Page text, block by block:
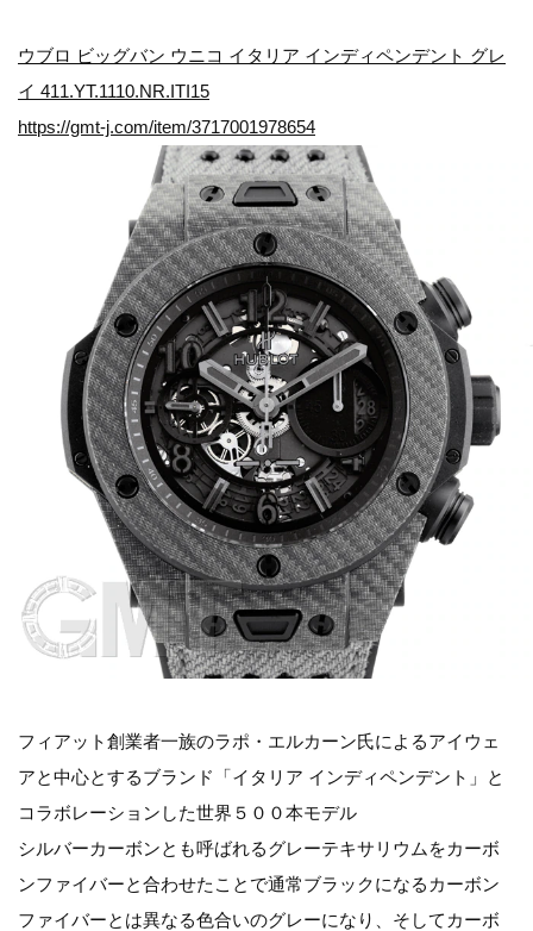
ウブロ ビッグバン ウニコ イタリア インディペンデント グレ
イ 411.YT.1110.NR.ITI15
https://gmt-j.com/item/3717001978654
フィアット創業者一族のラポ・エルカーン氏によるアイウェ
アと中心とするブランド「イタリア インディペンデント」と
コラボレーションした世界５００本モデル
シルバーカーボンとも呼ばれるグレーテキサリウムをカーボ
ンファイバーと合わせたことで通常ブラックになるカーボン
ファイバーとは異なる色合いのグレーになり、そしてカーボ